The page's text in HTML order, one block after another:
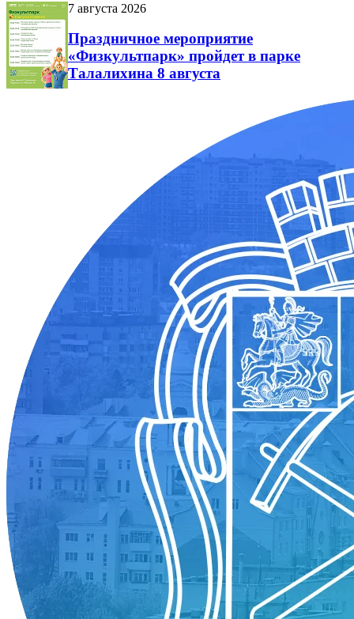
7 августа 2026
Праздничное мероприятие
«Физкультпарк» пройдет в парке
Талалихина 8 августа